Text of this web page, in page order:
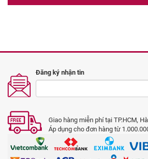
Đăng ký nhận tin
Giao hàng miễn phí tại TP.HCM,
Áp dụng cho đơn hàng từ